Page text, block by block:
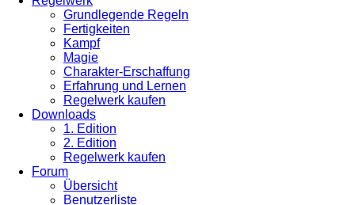
Grundlegende Regeln
Fertigkeiten
Kampf
Magie
Charakter-Erschaffung
Erfahrung und Lernen
Regelwerk kaufen
Downloads
1. Edition
2. Edition
Regelwerk kaufen
Forum
Übersicht
Benutzerliste